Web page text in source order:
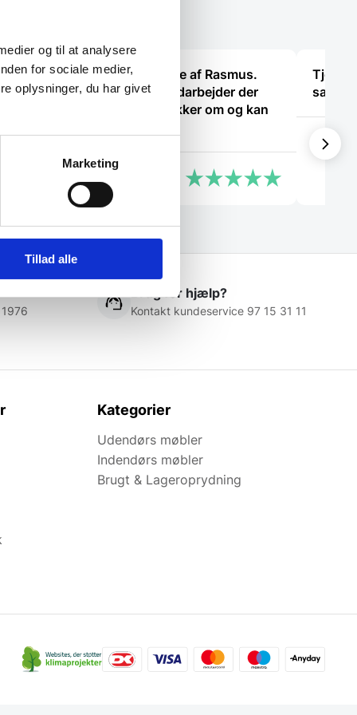
og til at analysere
for sociale medier,
oplysninger, du har givet
Marketing
Tillad alle
Super dejlig service af Rasmus.
Kanon med en medarbejder der
ved hvad han snakker om og kan
Anonym
samme
Laila
Brug for hjælp?
Kontakt kundeservice 97 15 31 11
Kategorier
Udendørs møbler
Indendørs møbler
Brugt & Lageroprydning